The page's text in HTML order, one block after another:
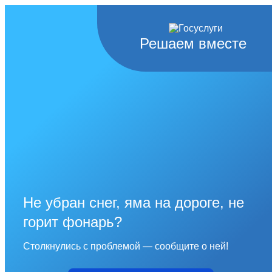
Решаем вместе
Не убран снег, яма на дороге, не
горит фонарь?
Столкнулись с проблемой — сообщите о ней!